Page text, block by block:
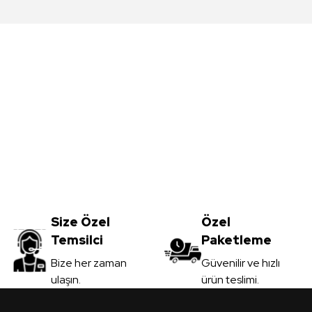
Gönder
3.450,00TL
KDV Dahil
Sipariş Ver
Size Özel
Temsilci
Bize her zaman
ulaşın.
Özel
Paketleme
Güvenilir ve hızlı
ürün teslimi.